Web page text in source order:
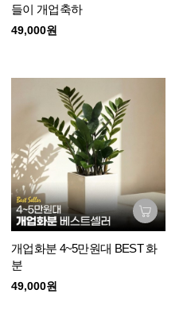
들이 개업축하
49,000원
개업화분 4~5만원대 BEST 화
분
49,000원